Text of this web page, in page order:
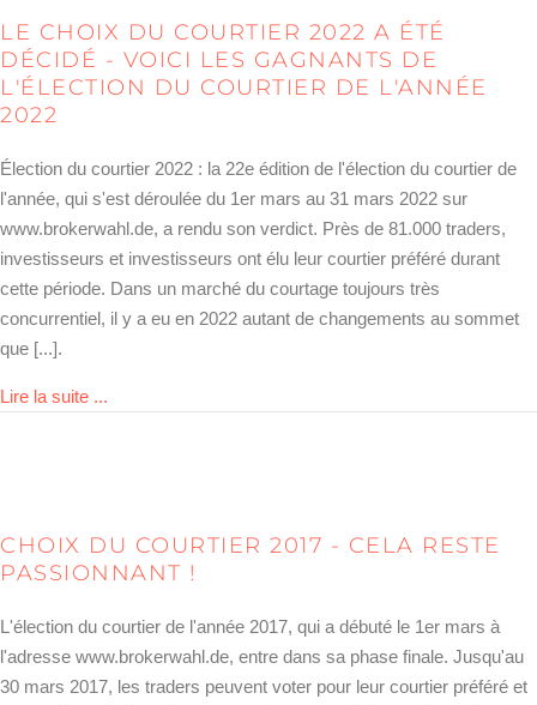
LE CHOIX DU COURTIER 2022 A ÉTÉ
DÉCIDÉ - VOICI LES GAGNANTS DE
L'ÉLECTION DU COURTIER DE L'ANNÉE
2022
Élection du courtier 2022 : la 22e édition de l'élection du courtier de
l'année, qui s'est déroulée du 1er mars au 31 mars 2022 sur
www.brokerwahl.de, a rendu son verdict. Près de 81.000 traders,
investisseurs et investisseurs ont élu leur courtier préféré durant
cette période. Dans un marché du courtage toujours très
concurrentiel, il y a eu en 2022 autant de changements au sommet
que [...].
Lire la suite ...
CHOIX DU COURTIER 2017 - CELA RESTE
PASSIONNANT !
L'élection du courtier de l'année 2017, qui a débuté le 1er mars à
l'adresse www.brokerwahl.de, entre dans sa phase finale. Jusqu'au
30 mars 2017, les traders peuvent voter pour leur courtier préféré et